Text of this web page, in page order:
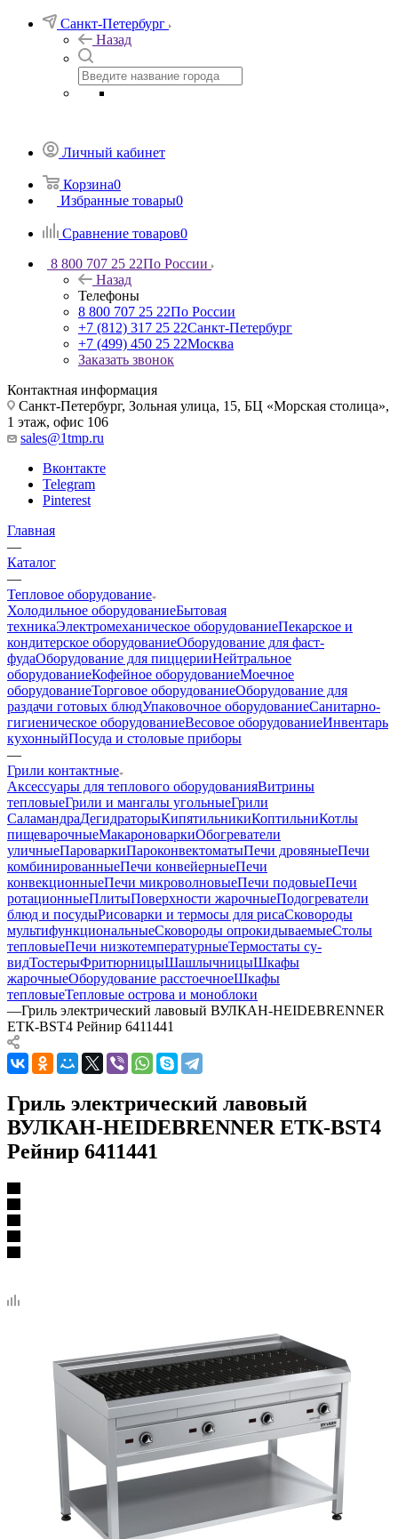
Санкт-Петербург
Назад
Личный кабинет
Корзина0
Избранные товары0
Сравнение товаров0
8 800 707 25 22По России
Назад
Телефоны
8 800 707 25 22По России
+7 (812) 317 25 22Санкт-Петербург
+7 (499) 450 25 22Москва
Заказать звонок
Контактная информация
Санкт-Петербург, Зольная улица, 15, БЦ «Морская столица»,
1 этаж, офис 106
sales@1tmp.ru
Вконтакте
Telegram
Pinterest
Главная
—
Каталог
—
Тепловое оборудование
Холодильное оборудованиеБытовая
техникаЭлектромеханическое оборудованиеПекарское и
кондитерское оборудованиеОборудование для фаст-
фудаОборудование для пиццерииНейтральное
оборудованиеКофейное оборудованиеМоечное
оборудованиеТорговое оборудованиеОборудование для
раздачи готовых блюдУпаковочное оборудованиеСанитарно-
гигиеническое оборудованиеВесовое оборудованиеИнвентарь
кухонныйПосуда и столовые приборы
—
Грили контактные
Аксессуары для теплового оборудованияВитрины
тепловыеГрили и мангалы угольныеГрили
СаламандраДегидраторыКипятильникиКоптильниКотлы
пищеварочныеМакароноваркиОбогреватели
уличныеПароваркиПароконвектоматыПечи дровяныеПечи
комбинированныеПечи конвейерныеПечи
конвекционныеПечи микроволновыеПечи подовыеПечи
ротационныеПлитыПоверхности жарочныеПодогреватели
блюд и посудыРисоварки и термосы для рисаСковороды
мультифункциональныеСковороды опрокидываемыеСтолы
тепловыеПечи низкотемпературныеТермостаты су-
видТостерыФритюрницыШашлычницыШкафы
жарочныеОборудование расстоечноеШкафы
тепловыеТепловые острова и моноблоки
—Гриль электрический лавовый ВУЛКАН-HEIDEBRENNER
ЕТК-BST4 Рейнир 6411441
Гриль электрический лавовый
ВУЛКАН-HEIDEBRENNER ЕТК-BST4
Рейнир 6411441